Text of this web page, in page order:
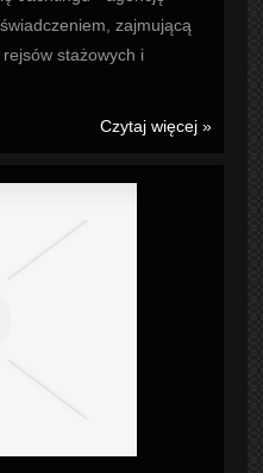
zajmującą
stażowych i
Czytaj więcej »